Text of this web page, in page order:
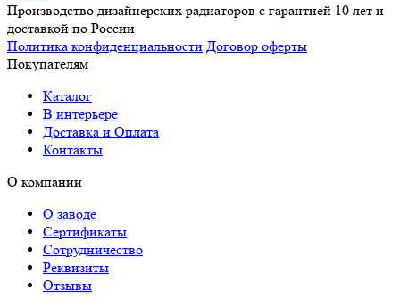
Производство дизайнерских радиаторов с гарантией 10 лет и
доставкой по России
Политика конфиденциальности Договор оферты
Покупателям
Каталог
В интерьере
Доставка и Оплата
Контакты
О компании
О заводе
Сертификаты
Сотрудничество
Реквизиты
Отзывы